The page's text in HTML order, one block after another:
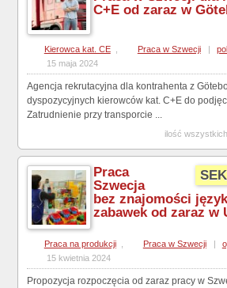
C+E od zaraz w
Kierowca kat. CE Praca w Szwecji |
15 maja 2024
Agencja rekrutacyjna dla kontrahenta z
dyspozycyjnych kierowców kat. C+E do
Zatrudnienie przy transporcie ...
ilość
Praca
Szwecja
bez znajomości
zabawek od zaraz w
Praca na produkcji , Praca w Szwecji
15 kwietnia 2024
Propozycja rozpoczęcia od zaraz pracy w